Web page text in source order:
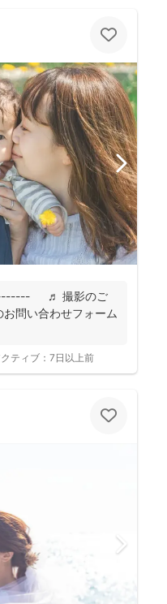
♬ 撮影のご
問い合わせフォーム
ティブ： 7日以上前